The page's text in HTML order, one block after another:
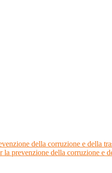
della corruzione e della
la prevenzione della corruzione e